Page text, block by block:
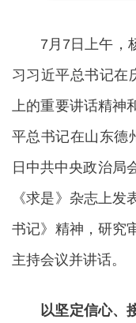
7月7日上午，杨
习习近平总书记在
上的重要讲话精神
平总书记在山东德
日中共中央政治局
《求是》杂志上
书记》精神，研究
主持会议并讲话。
以坚定信心、接